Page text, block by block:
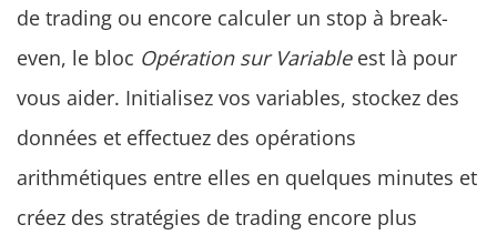
de trading ou encore calculer un stop à break-
even, le bloc Opération sur Variableest là pour
vous aider. Initialisez vos variables, stockez des
données et effectuez des opérations
arithmétiques entre elles en quelques minutes et
créez des stratégies de trading encore plus